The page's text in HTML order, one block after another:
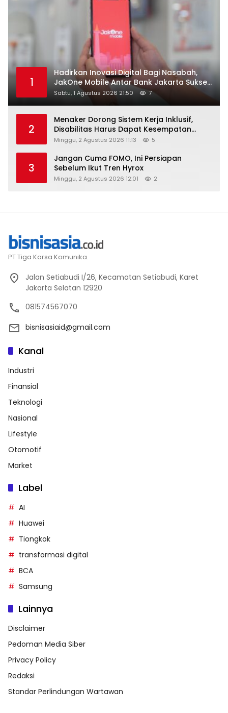
1
Hadirkan Inovasi Digital Bagi Nasabah,
JakOne Mobile Antar Bank Jakarta Sukses
Raih Digital Excellence Awards 2026
Sabtu, 1 Agustus 2026 21:50 7
2
Menaker Dorong Sistem Kerja Inklusif,
Disabilitas Harus Dapat Kesempatan
Setara
Minggu, 2 Agustus 2026 11:13 5
3
Jangan Cuma FOMO, Ini Persiapan
Sebelum Ikut Tren Hyrox
Minggu, 2 Agustus 2026 12:01 2
PT Tiga Karsa Komunika.
Jalan Setiabudi I/26, Kecamatan Setiabudi, Karet
Jakarta Selatan 12920
081574567070
bisnisasiaid@gmail.com
Kanal
Industri
Finansial
Teknologi
Nasional
Lifestyle
Otomotif
Market
Label
AI
Huawei
Tiongkok
transformasi digital
BCA
Samsung
Lainnya
Disclaimer
Pedoman Media Siber
Privacy Policy
Redaksi
Standar Perlindungan Wartawan